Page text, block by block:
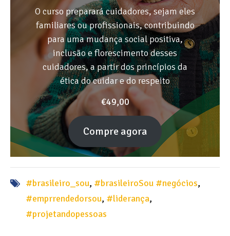
O curso preparará cuidadores, sejam eles
familiares ou profissionais, contribuindo
para uma mudança social positiva,
inclusão e florescimento desses
cuidadores, a partir dos princípios da
ética do cuidar e do respeito
€49,00
Compre agora
#brasileiro_sou, #brasileiroSou #negócios,
#emprrendedorsou, #liderança,
#projetandopessoas